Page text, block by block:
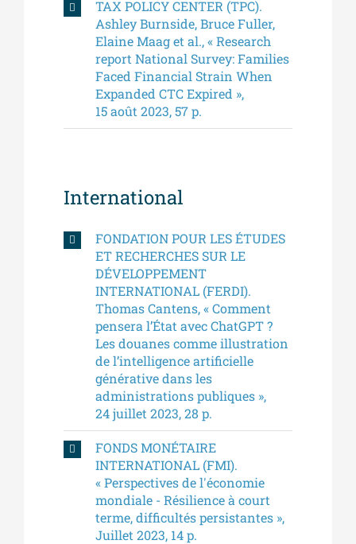
TAX POLICY CENTER (TPC).
Ashley Burnside, Bruce Fuller,
Elaine Maag et al., « Research
report National Survey: Families
Faced Financial Strain When
Expanded CTC Expired »,
15 août 2023, 57 p.
International
FONDATION POUR LES ÉTUDES
ET RECHERCHES SUR LE
DÉVELOPPEMENT
INTERNATIONAL (FERDI).
Thomas Cantens, « Comment
pensera l’État avec ChatGPT ?
Les douanes comme illustration
de l’intelligence artificielle
générative dans les
administrations publiques »,
24 juillet 2023, 28 p.
FONDS MONÉTAIRE
INTERNATIONAL (FMI).
« Perspectives de l'économie
mondiale - Résilience à court
terme, difficultés persistantes »,
Juillet 2023, 14 p.